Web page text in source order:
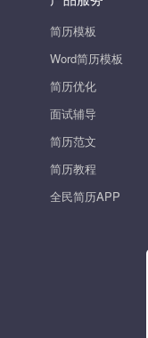
简历模板
Word简历模板
简历优化
面试辅导
简历范文
简历教程
全民简历APP